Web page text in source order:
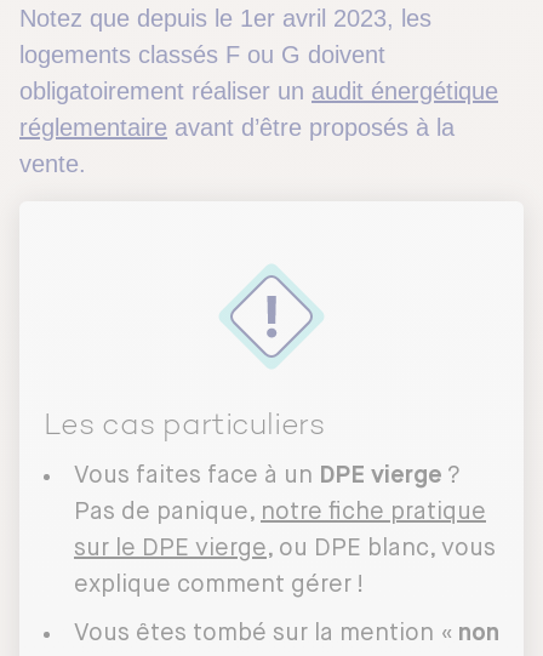
Notez que depuis le 1er avril 2023, les
logements classés F ou G doivent
obligatoirement réaliser un audit énergétique
réglementaire avant d’être proposés à la
vente.
Les cas particuliers
Vous faites face à un DPE vierge ?
Pas de panique, notre fiche pratique
sur le DPE vierge, ou DPE blanc, vous
explique comment gérer !
Vous êtes tombé sur la mention « non